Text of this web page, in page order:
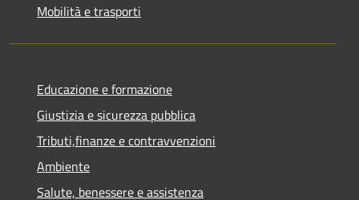
Mobilità e trasporti
Educazione e formazione
Giustizia e sicurezza pubblica
Tributi,finanze e contravvenzioni
Ambiente
Salute, benessere e assistenza